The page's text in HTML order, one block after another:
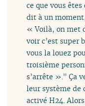
ce que vous
dit à un
« Voilà, on met
voir c’est super
vous la louez
troisième
s’arrête »." Ça
leur système de
activé H24.